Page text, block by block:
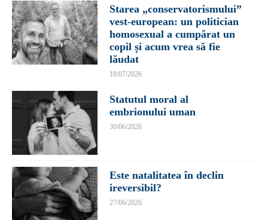
Starea „conservatorismului”
vest-european: un politician
homosexual a cumpărat un
copil și acum vrea să fie
lăudat
18/07/2026
Statutul moral al
embrionului uman
30/06/2026
Este natalitatea în declin
ireversibil?
27/06/2026